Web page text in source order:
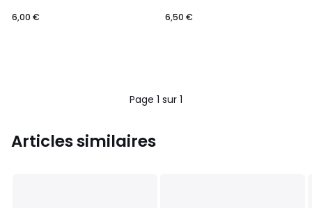
6,00 € 6,50 €
Page 1 sur 1
Articles similaires